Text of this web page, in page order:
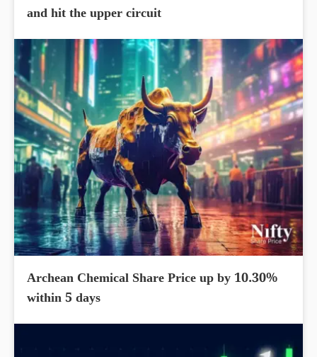
and hit the upper circuit
Archean Chemical Share Price up by 10.30%
within 5 days